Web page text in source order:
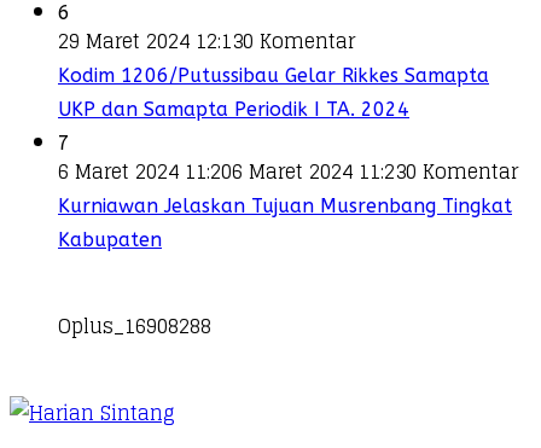
6
29 Maret 2024 12:130 Komentar
Kodim 1206/Putussibau Gelar Rikkes Samapta
UKP dan Samapta Periodik I TA. 2024
7
6 Maret 2024 11:206 Maret 2024 11:230 Komentar
Kurniawan Jelaskan Tujuan Musrenbang Tingkat
Kabupaten
Oplus_16908288